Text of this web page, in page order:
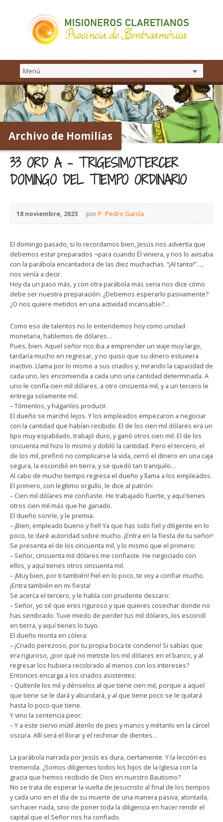
Archivo de Homilías
33 ORD A – TRIGESIMOTERCER
DOMINGO DEL TIEMPO ORDINARIO
18 noviembre, 2023 porP. Pedro García
El domingo pasado, si lo recordamos bien, Jesús nos advertía que
debemos estar preparados ¬para cuando Él viniera, y nos lo avisaba
con la parábola encantadora de las diez muchachas. “¡Al tanto!”…,
nos venía a decir.
Hoy da un paso más, y con otra parábola más seria nos dice cómo
debe ser nuestra preparación. ¿Debemos esperarlo pasivamente?
¿O nos quiere metidos en una actividad incansable?…
Como eso de talentos no lo entendemos hoy como unidad
monetaria, hablemos de dólares…
Pues, bien. Aquel señor rico iba a emprender un viaje muy largo,
tardaría mucho en regresar, y no quiso que su dinero estuviera
inactivo. Llama por lo mismo a sus criados y, mirando la capacidad de
cada uno, les encomienda a cada uno una cantidad determinada. A
uno le confía cien mil dólares, a otro cincuenta mil, y a un tercero le
entrega solamente mil.
– Tómenlos, y háganlos producir.
El dueño se marchó lejos. Y los empleados empezaron a negociar
con la cantidad que habían recibido. El de los cien mil dólares era un
tipo muy espabilado, trabajó duro, y ganó otros cien mil. El de los
cincuenta mil hizo lo mismo y dobló la cantidad. Pero el tercero, el
de los mil, prefirió no complicarse la vida, cerró el dinero en una caja
segura, la escondió en tierra, y se quedó tan tranquilo…
Al cabo de mucho tiempo regresa el dueño y llama a los empleados.
El primero, con legítimo orgullo, le dice al patrón:
– Cien mil dólares me confiaste. He trabajado fuerte, y aquí tienes
otros cien mil más que he ganado.
El dueño sonríe, y le premia:
– ¡Bien, empleado bueno y fiel! Ya que has sido fiel y diligente en lo
poco, te daré autoridad sobre mucho. ¡Entra en la fiesta de tu señor!
Se presenta el de los cincuenta mil, y lo mismo que el primero:
– Señor, cincuenta mil dólares me confiaste. He negociado con
ellos, y aquí tienes otros cincuenta mil.
– ¡Muy bien, por ti también! Fiel en lo poco, te voy a confiar mucho.
¡Entra también en mi fiesta!
Se acerca el tercero, y le habla con prudente descaro:
– Señor, yo sé que eres riguroso y que quieres cosechar donde no
has sembrado. Tuve miedo de perder tus mil dólares, los escondí
en tierra, y aquí tienes lo tuyo.
El dueño monta en cólera:
– ¡Criado perezoso, por tu propia boca te condeno! Si sabías que
era riguroso, ¿por qué no metiste los mil dólares en el banco, y al
regresar los hubiera recobrado al menos con los intereses?
Entonces encarga a los criados asistentes:
– Quítenle los mil y dénselos al que tiene cien mil, porque a aquel
que tiene se le dará y abundará, y al que tiene poco se le quitará
hasta lo poco que tiene.
Y vino la sentencia peor:
– Y a este siervo inútil átenlo de pies y manos y métanlo en la cárcel
oscura. Allí será el llorar y el rechinar de dientes…
La parábola narrada por Jesús es dura, ciertamente. Y la lección es
tremenda. ¿Somos diligentes todos los hijos de la Iglesia con la
gracia que hemos recibido de Dios en nuestro Bautismo?
No se trata de esperar la vuelta de Jesucristo al final de los tiempos
y cada uno en el día de su muerte de una manera pasiva, atontada,
sin hacer nada, sino de poner toda la diligencia en hacer rendir el
capital que el Señor nos ha confiado.